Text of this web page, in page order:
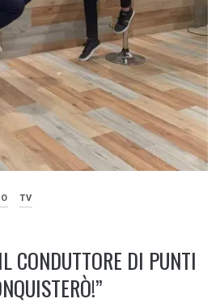
TV
CONDUTTORE DI PUNTI